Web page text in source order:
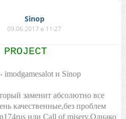
Sinop
09.06.2017 в 11:27
PROJECT
imodgamesalot и Sinop
заменит абсолютно все
качественные,без проблем
или Call of misery.Однако